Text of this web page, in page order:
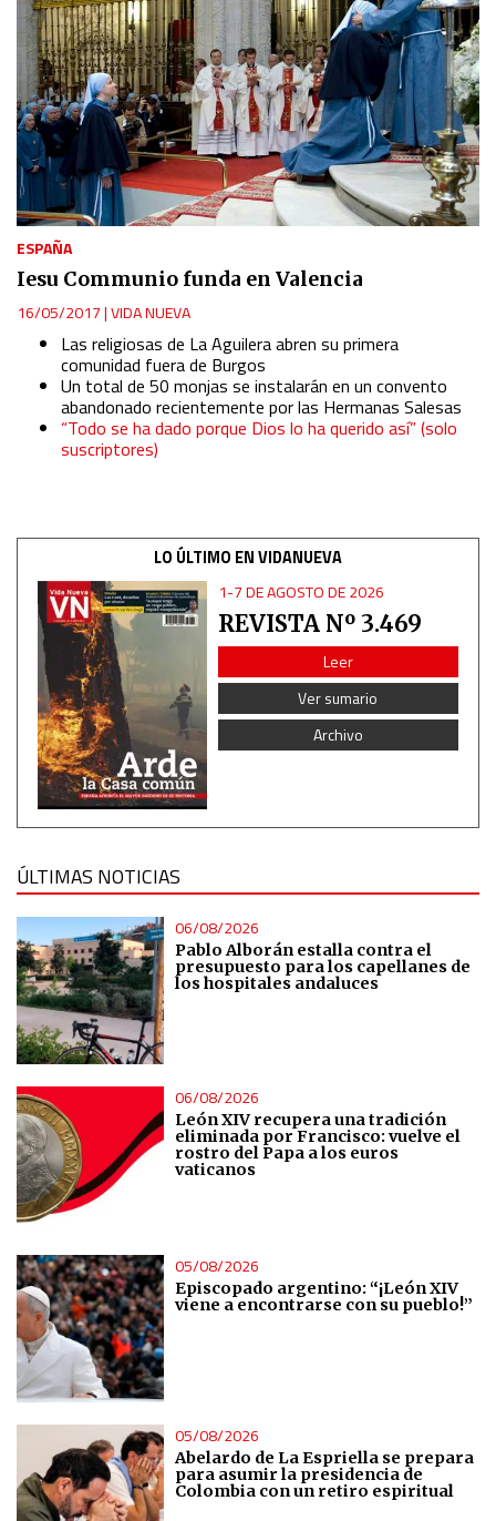
ESPAÑA
Iesu Communio funda en Valencia
16/05/2017|VIDA NUEVA
Las religiosas de La Aguilera abren su primera
comunidad fuera de Burgos
Un total de 50 monjas se instalarán en un convento
abandonado recientemente por las Hermanas Salesas
“Todo se ha dado porque Dios lo ha querido así” (solo
suscriptores)
LO ÚLTIMO EN VIDANUEVA
1-7 DE AGOSTO DE 2026
REVISTA Nº 3.469
Leer
Ver sumario
Archivo
ÚLTIMAS NOTICIAS
06/08/2026
Pablo Alborán estalla contra el
presupuesto para los capellanes de
los hospitales andaluces
06/08/2026
León XIV recupera una tradición
eliminada por Francisco: vuelve el
rostro del Papa a los euros
vaticanos
05/08/2026
Episcopado argentino: “¡León XIV
viene a encontrarse con su pueblo!”
05/08/2026
Abelardo de La Espriella se prepara
para asumir la presidencia de
Colombia con un retiro espiritual